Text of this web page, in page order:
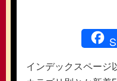
インデックスページ